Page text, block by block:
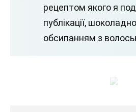
рецептом якого я
публікації,
обсипанням з